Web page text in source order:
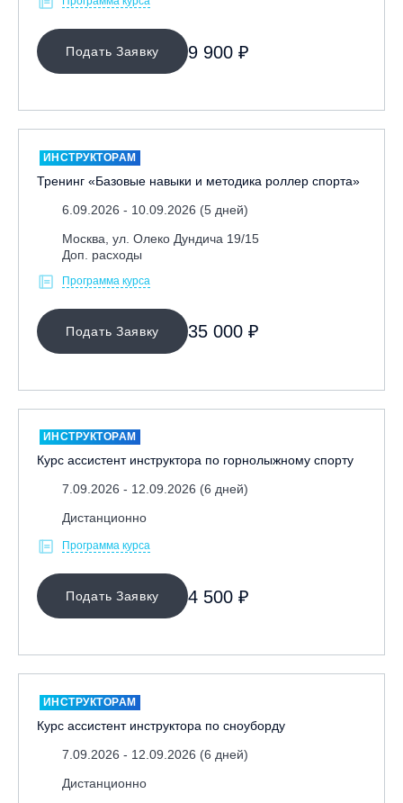
Подать Заявку 9 900 ₽
ИНСТРУКТОРАМ
Тренинг «Базовые навыки и методика роллер спорта»
6.09.2026 - 10.09.2026 (5 дней)
Москва, ул. Олеко Дундича 19/15
Доп. расходы
Программа курса
Подать Заявку 35 000 ₽
ИНСТРУКТОРАМ
Курс ассистент инструктора по горнолыжному спорту
7.09.2026 - 12.09.2026 (6 дней)
Дистанционно
Программа курса
Подать Заявку 4 500 ₽
ИНСТРУКТОРАМ
Курс ассистент инструктора по сноуборду
7.09.2026 - 12.09.2026 (6 дней)
Дистанционно